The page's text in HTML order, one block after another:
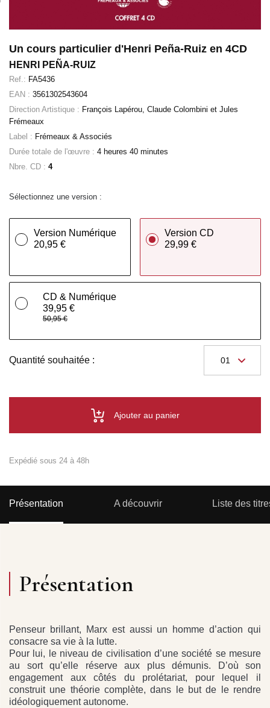
Un cours particulier d'Henri Peña-Ruiz en 4CD
HENRI PEÑA-RUIZ
Ref.: FA5436
EAN : 3561302543604
Direction Artistique : François Lapérou, Claude Colombini et Jules
Frémeaux
Label : Frémeaux & Associés
Durée totale de l'œuvre : 4 heures 40 minutes
Nbre. CD : 4
Sélectionnez une version :
Version Numérique
20,95 €
Version CD
29,99 €
CD & Numérique
39,95 €
50,95 €
Quantité souhaitée :
Ajouter au panier
Expédié sous 24 à 48h
Présentation A découvrir Liste des
Présentation
Penseur brillant, Marx est aussi un homme d’action qui
consacre sa vie à la lutte.
Pour lui, le niveau de civilisation d’une société se mesure
au sort qu’elle réserve aux plus démunis. D’où son
engagement aux côtés du prolétariat, pour lequel il
construit une théorie complète, dans le but de le rendre
idéologiquement autonome.